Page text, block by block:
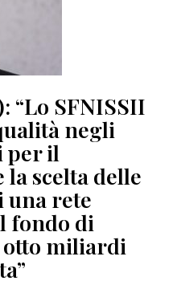
“Lo SFNISSII
negli
per il
scelta delle
una rete
fondo di
otto miliardi